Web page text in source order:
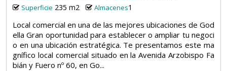
Superficie 235 m2 Almacenes1
Local comercial en una de las mejores ubicaciones de God
ella Gran oportunidad para establecer o ampliar tu negoci
o en una ubicación estratégica. Te presentamos este ma
gnífico local comercial situado en la Avenida Arzobispo Fa
bián y Fuero nº 60, en Go...